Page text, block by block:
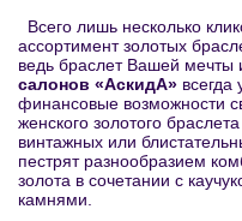
Всего лишь несколько
ассортимент золотых
ведь браслет Вашей мечты
салонов «АскидА» всегда
финансовые возможности
женского золотого
винтажных или
пестрят разнообразием
золота в сочетании с
камнями.